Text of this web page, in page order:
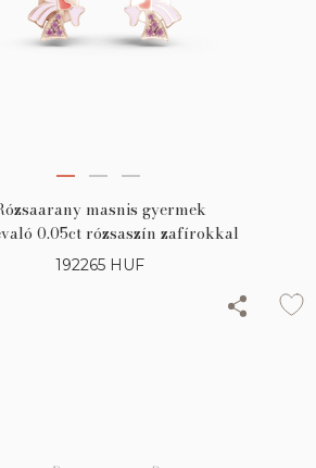
masnis gyermek
0.05ct rózsaszín zafírokkal
192265 HUF